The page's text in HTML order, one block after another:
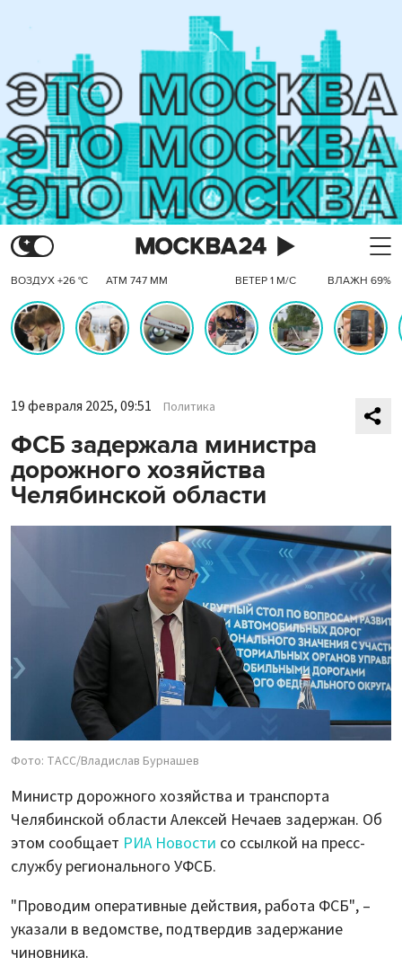
ВОЗДУХ +26 °C АТМ 747 ММ ВЕТЕР 1 М/С ВЛАЖН 69%
19 февраля 2025, 09:51 Политика
ФСБ задержала министра
дорожного хозяйства
Челябинской области
Фото: ТАСС/Владислав Бурнашев
Министр дорожного хозяйства и транспорта
Челябинской области Алексей Нечаев задержан. Об
этом сообщает РИА Новости со ссылкой на пресс-
службу регионального УФСБ.
"Проводим оперативные действия, работа ФСБ", –
указали в ведомстве, подтвердив задержание
чиновника.